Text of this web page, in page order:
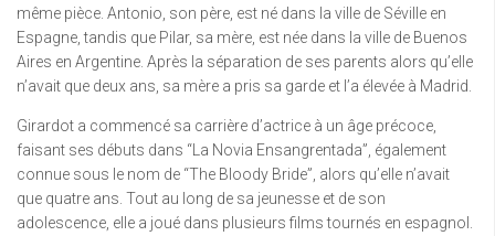
même pièce. Antonio, son père, est né dans la ville de Séville en
Espagne, tandis que Pilar, sa mère, est née dans la ville de Buenos
Aires en Argentine. Après la séparation de ses parents alors qu’elle
n’avait que deux ans, sa mère a pris sa garde et l’a élevée à Madrid.
Girardot a commencé sa carrière d’actrice à un âge précoce,
faisant ses débuts dans “La Novia Ensangrentada”, également
connue sous le nom de “The Bloody Bride”, alors qu’elle n’avait
que quatre ans. Tout au long de sa jeunesse et de son
adolescence, elle a joué dans plusieurs films tournés en espagnol.